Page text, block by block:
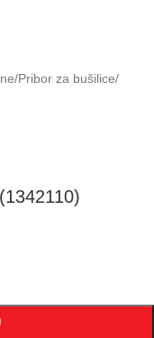
/Pribor za bušilice/